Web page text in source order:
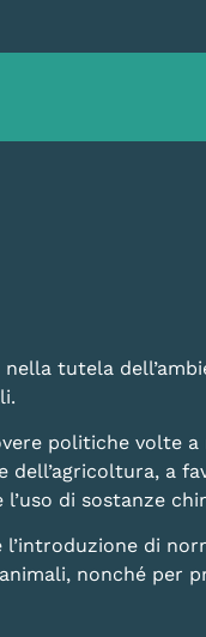
tutela
politiche volte
dell’agricoltura, a
di sostanze
di
nonché per